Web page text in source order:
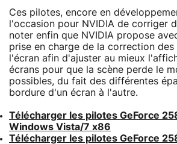
Ces pilotes, encore en
l'occasion pour NVIDIA de corriger
noter enfin que NVIDIA propose
prise en charge de la correction
l'écran afin d'ajuster au mieux
écrans pour que la scène perde le
possibles, du fait des différentes
bordure d'un écran à l'autre.
Télécharger les pilotes GeForce
Windows Vista/7 x86
Télécharger les pilotes GeForce